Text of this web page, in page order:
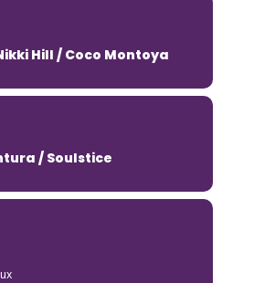
Hill / Coco Montoya
/ Soulstice